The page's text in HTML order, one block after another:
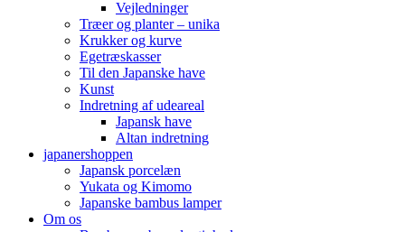
Vejledninger
Træer og planter – unika
Krukker og kurve
Egetræskasser
Til den Japanske have
Kunst
Indretning af udeareal
Japansk have
Altan indretning
japanershoppen
Japansk porcelæn
Yukata og Kimomo
Japanske bambus lamper
Om os